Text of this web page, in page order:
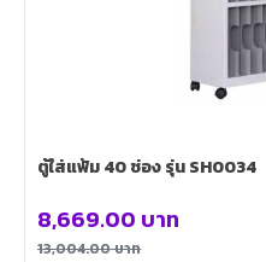
ตู้ใส่แฟ้ม 40 ช่อง รุ่น SH0034
13,004.00บาท
8,669.00 บาท